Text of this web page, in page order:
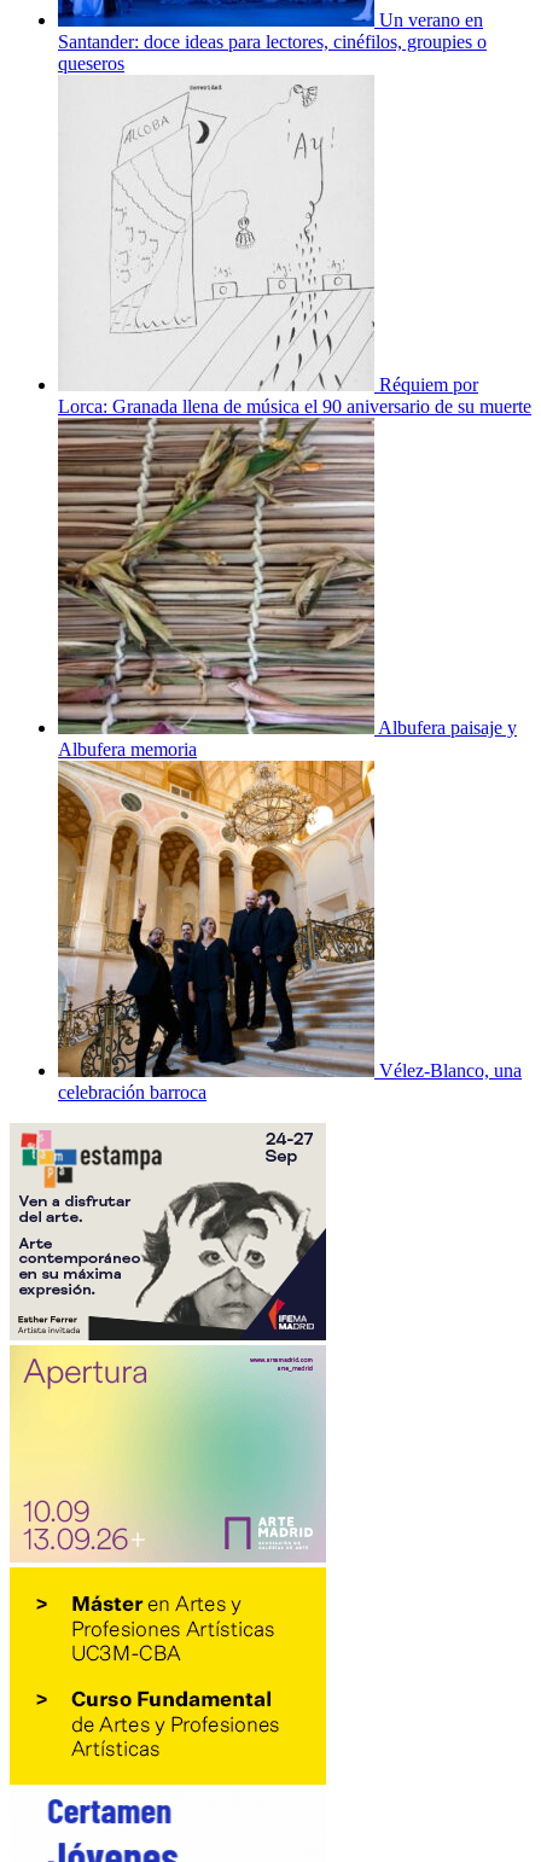
Un verano en
Santander: doce ideas para lectores, cinéfilos, groupies o
queseros
Réquiem por
Lorca: Granada llena de música el 90 aniversario de su muerte
Albufera paisaje y
Albufera memoria
Vélez-Blanco, una
celebración barroca